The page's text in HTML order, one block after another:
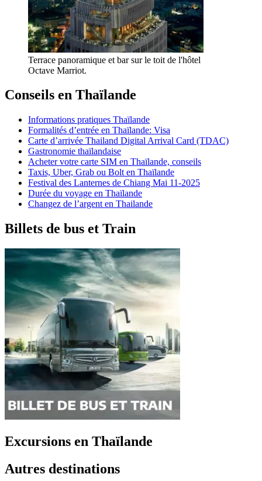
Terrace panoramique et bar sur le toit de l'hôtel
Octave Marriot.
Conseils en Thaïlande
Informations pratiques Thaïlande
Formalités d’entrée en Thaïlande: Visa
Carte d’arrivée Thailand Digital Arrival Card (TDAC)
Gastronomie thaïlandaise
Acheter votre carte SIM en Thaïlande, conseils
Taxis, Uber, Grab ou Bolt en Thaïlande
Festival des Lanternes de Chiang Mai 11-2025
Durée du voyage en Thaïlande
Changez de l’argent en Thailande
Billets de bus et Train
Excursions en Thaïlande
Autres destinations